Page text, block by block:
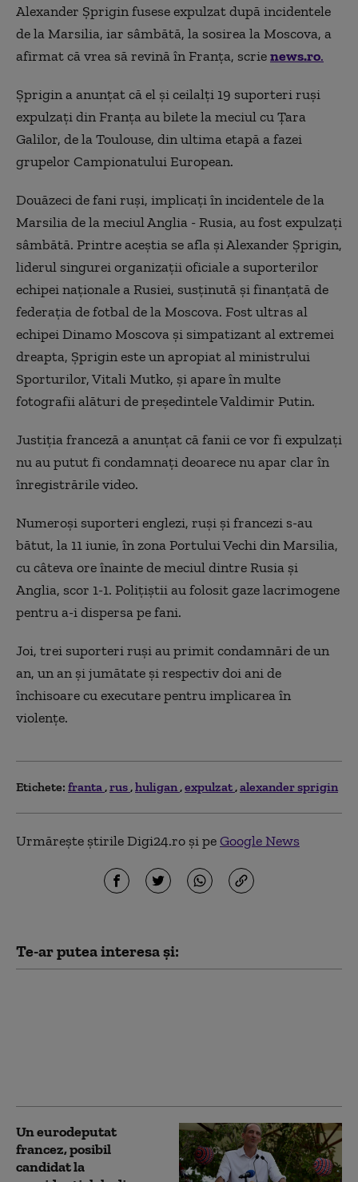
Alexander Şprigin fusese expulzat după incidentele
de la Marsilia, iar sâmbătă, la sosirea la Moscova, a
afirmat că vrea să revină în Franţa, scrienews.ro.
Şprigin a anunţat că el şi ceilalţi 19 suporteri ruşi
expulzaţi din Franţa au bilete la meciul cu Ţara
Galilor, de la Toulouse, din ultima etapă a fazei
grupelor Campionatului European.
Douăzeci de fani ruşi, implicaţi în incidentele de la
Marsilia de la meciul Anglia - Rusia, au fost expulzaţi
sâmbătă. Printre aceştia se afla şi Alexander Şprigin,
liderul singurei organizaţii oficiale a suporterilor
echipei naţionale a Rusiei, susţinută şi finanţată de
federaţia de fotbal de la Moscova. Fost ultras al
echipei Dinamo Moscova şi simpatizant al extremei
dreapta, Şprigin este un apropiat al ministrului
Sporturilor, Vitali Mutko, şi apare în multe
fotografii alături de preşedintele Valdimir Putin.
Justiţia franceză a anunţat că fanii ce vor fi expulzaţi
nu au putut fi condamnaţi deoarece nu apar clar în
înregistrările video.
Numeroşi suporteri englezi, ruşi şi francezi s-au
bătut, la 11 iunie, în zona Portului Vechi din Marsilia,
cu câteva ore înainte de meciul dintre Rusia şi
Anglia, scor 1-1. Poliţiştii au folosit gaze lacrimogene
pentru a-i dispersa pe fani.
Joi, trei suporteri ruşi au primit condamnări de un
an, un an şi jumătate şi respectiv doi ani de
închisoare cu executare pentru implicarea în
violenţe.
Etichete: franta rus huligan expulzat alexander sprigin
Urmărește știrile Digi24.ro și peGoogle News
Te-ar putea interesa și:
Un eurodeputat
francez, posibil
candidat la